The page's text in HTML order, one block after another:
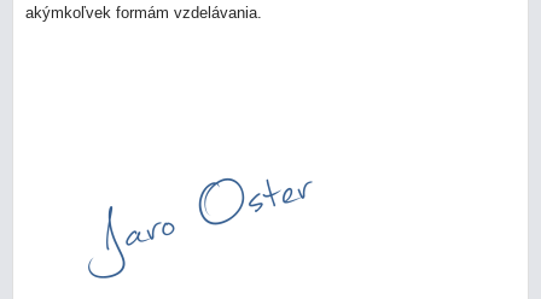
akýmkoľvek formám vzdelávania.